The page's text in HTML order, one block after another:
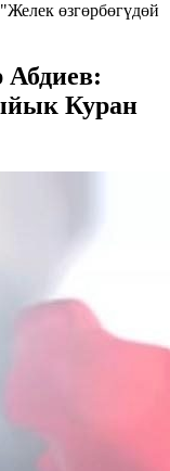
өзгөрбөгүдөй
Куран